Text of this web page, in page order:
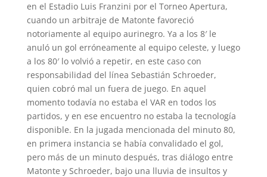
en el Estadio Luis Franzini por el Torneo Apertura,
cuando un arbitraje de Matonte favoreció
notoriamente al equipo aurinegro. Ya a los 8′ le
anuló un gol erróneamente al equipo celeste, y luego
a los 80′ lo volvió a repetir, en este caso con
responsabilidad del línea Sebastián Schroeder,
quien cobró mal un fuera de juego. En aquel
momento todavía no estaba el VAR en todos los
partidos, y en ese encuentro no estaba la tecnología
disponible. En la jugada mencionada del minuto 80,
en primera instancia se había convalidado el gol,
pero más de un minuto después, tras diálogo entre
Matonte y Schroeder, bajo una lluvia de insultos y